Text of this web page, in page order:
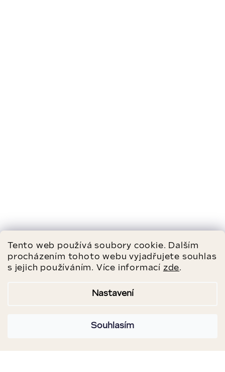
Tento web používá soubory cookie. Dalším
procházením tohoto webu vyjadřujete souhlas
s jejich používáním. Více informací zde.
Nastavení
Souhlasím